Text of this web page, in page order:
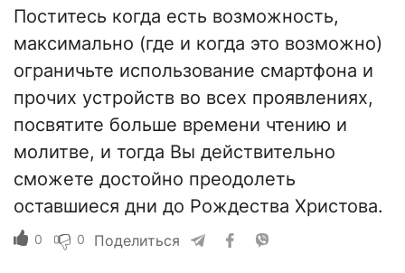
Поститесь когда есть возможность,
максимально (где и когда это возможно)
ограничьте использование смартфона и
прочих устройств во всех проявлениях,
посвятите больше времени чтению и
молитве, и тогда Вы действительно
сможете достойно преодолеть
оставшиеся дни до Рождества Христова.
0 0 Поделиться